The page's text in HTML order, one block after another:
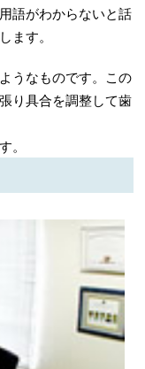
語がわからないと話
ます。
うなものです。この
り具合を調整して歯
。